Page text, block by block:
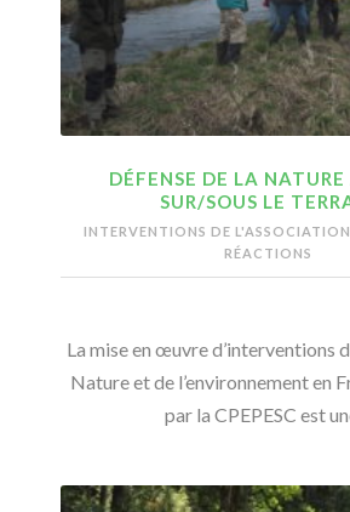
DÉFENSE DE LA NATURE
SUR/SOUS LE
INTERVENTIONS DE
RÉACTIONS
La mise en œuvre d’interventions
Nature et de l’environnement en
par la CPEPESC est